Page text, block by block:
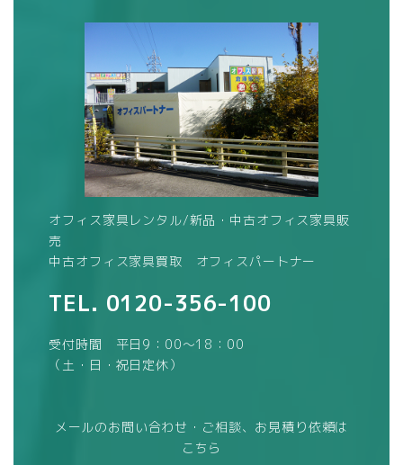
オフィス家具レンタル/新品・中古オフィス家具販
売
中古オフィス家具買取 オフィスパートナー
TEL. 0120-356-100
受付時間 平日9：00～18：00
（土・日・祝日定休）
メールのお問い合わせ・ご相談、お見積り依頼は
こちら